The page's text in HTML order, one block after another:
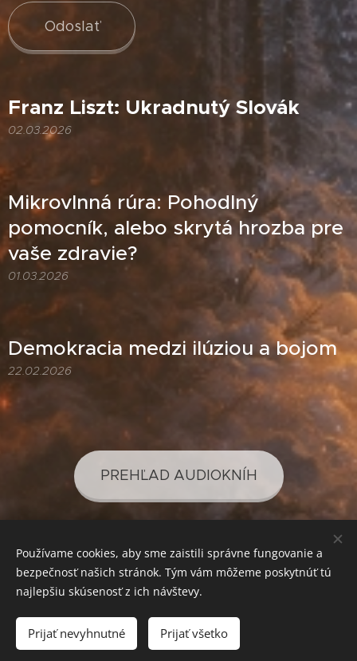
Odoslať
Franz Liszt: Ukradnutý Slovák
02.03.2026
Mikrovlnná rúra: Pohodlný
pomocník, alebo skrytá hrozba pre
vaše zdravie?
01.03.2026
Demokracia medzi ilúziou a bojom
22.02.2026
PREHĽAD AUDIOKNÍH
PREHĽAD PODCASTOV
SVETLO PRE VAŠE POZNANIE
Používame cookies, aby sme zaistili správne fungovanie a
bezpečnosť našich stránok. Tým vám môžeme poskytnúť tú
najlepšiu skúsenosť z ich návštevy.
Prijať nevyhnutné Prijať všetko